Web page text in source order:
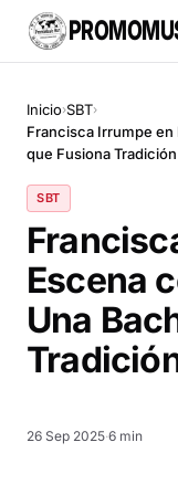
Inicio›SBT›
Francisca Irrumpe en
que Fusiona
SBT
Escena
Una
26 Sep 2025·6 min